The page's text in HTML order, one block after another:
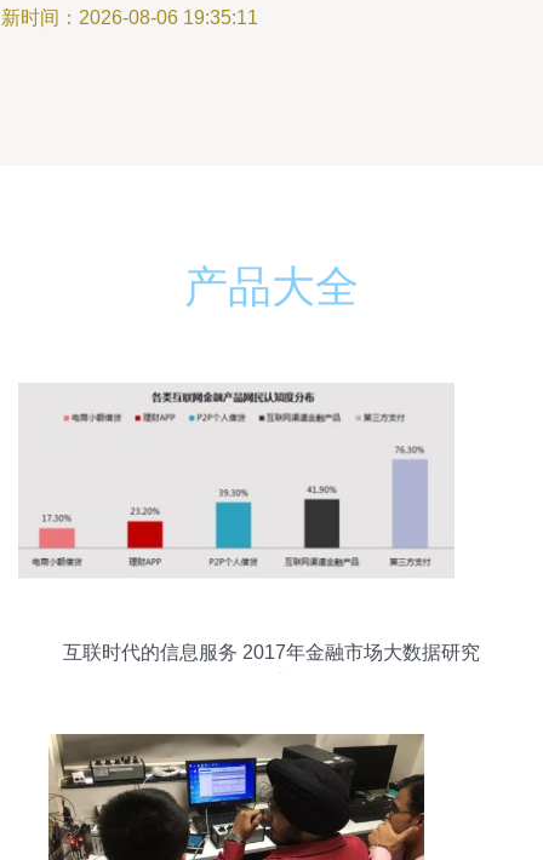
时间：2026-08-06 19:35:11
产品大全
互联时代的信息服务 2017年金融市场大数据研究